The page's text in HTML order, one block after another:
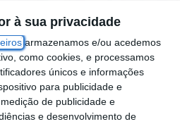
à sua privacidade
armazenamos e/ou acedemos
como cookies, e processamos
únicos e informações
para publicidade e
de publicidade e
e desenvolvimento de